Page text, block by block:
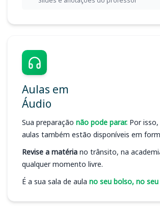
Aulas em
Áudio
Sua preparação não pode parar. Por
aulas também estão disponíveis em
Revise a matéria no trânsito, na
qualquer momento livre.
É a sua sala de aula no seu bolso, no